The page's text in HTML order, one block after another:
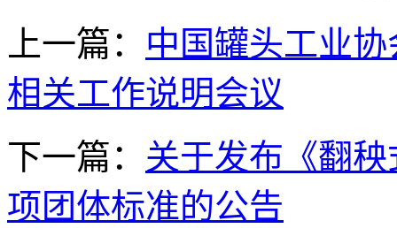
上一篇： 中国罐头工业
相关工作说明会议
下一篇： 关于发布《翻
项团体标准的公告